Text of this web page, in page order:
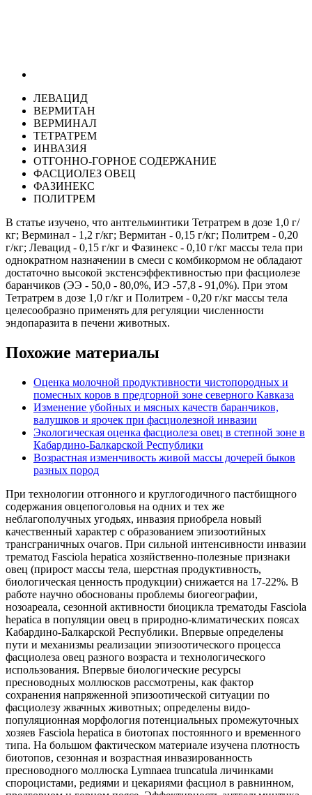
ЛЕВАЦИД
ВЕРМИТАН
ВЕРМИНАЛ
ТЕТРАТРЕМ
ИНВАЗИЯ
ОТГОННО-ГОРНОЕ СОДЕРЖАНИЕ
ФАСЦИОЛЕЗ ОВЕЦ
ФАЗИНЕКС
ПОЛИТРЕМ
В статье изучено, что антгельминтики Тетратрем в дозе 1,0 г/
кг; Верминал - 1,2 г/кг; Вермитан - 0,15 г/кг; Политрем - 0,20
г/кг; Левацид - 0,15 г/кг и Фазинекс - 0,10 г/кг массы тела при
однократном назначении в смеси с комбикормом не обладают
достаточно высокой экстенсэффективностью при фасциолезе
баранчиков (ЭЭ - 50,0 - 80,0%, ИЭ -57,8 - 91,0%). При этом
Тетратрем в дозе 1,0 г/кг и Политрем - 0,20 г/кг массы тела
целесообразно применять для регуляции численности
эндопаразита в печени животных.
Похожие материалы
Оценка молочной продуктивности чистопородных и
помесных коров в предгорной зоне северного Кавказа
Изменение убойных и мясных качеств баранчиков,
валушков и ярочек при фасциолезной инвазии
Экологическая оценка фасциолеза овец в степной зоне в
Кабардино-Балкарской Республики
Возрастная изменчивость живой массы дочерей быков
разных пород
При технологии отгонного и круглогодичного пастбищного
содержания овцепоголовья на одних и тех же
неблагополучных угодьях, инвазия приобрела новый
качественный характер с образованием эпизоотийных
трансграничных очагов. При сильной интенсивности инвазии
трематод Fasciola hepatica хозяйственно-полезные признаки
овец (прирост массы тела, шерстная продуктивность,
биологическая ценность продукции) снижается на 17-22%. В
работе научно обоснованы проблемы биогеографии,
нозоареала, сезонной активности биоцикла трематоды Fasciola
hepatica в популяции овец в природно-климатических поясах
Кабардино-Балкарской Республики. Впервые определены
пути и механизмы реализации эпизоотического процесса
фасциолеза овец разного возраста и технологического
использования. Впервые биологические ресурсы
пресноводных моллюсков рассмотрены, как фактор
сохранения напряженной эпизоотической ситуации по
фасциолезу жвачных животных; определены видо-
популяционная морфология потенциальных промежуточных
хозяев Fasciola hepatica в биотопах постоянного и временного
типа. На большом фактическом материале изучена плотность
биотопов, сезонная и возрастная инвазированность
пресноводного моллюска Lymnaea truncatula личинками
спороцистами, редиями и цекариями фасциол в равнинном,